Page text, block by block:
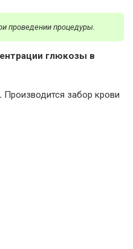
проведении процедуры.
глюкозы в
Производится забор крови